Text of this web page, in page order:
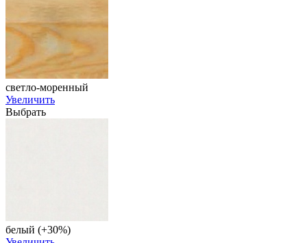
светло-моренный
Увеличить
Выбрать
белый (+30%)